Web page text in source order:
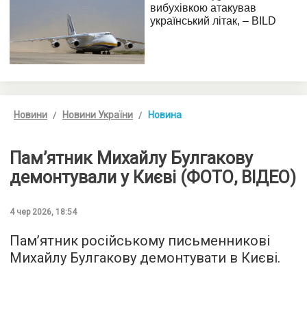
Новини Новини України Новина
Пам’ятник Михайлу Булгакову
демонтували у Києві (ФОТО, ВІДЕО)
4 чер 2026, 18:54
Пам’ятник російському письменникові
Михайлу Булгакову демонтувати в Києві.